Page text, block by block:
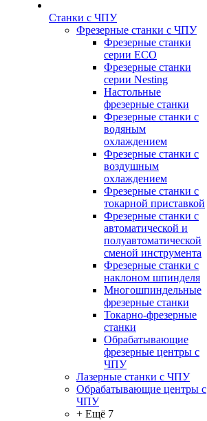
Станки с ЧПУ
Фрезерные станки с ЧПУ
Фрезерные станки
серии ECO
Фрезерные станки
серии Nesting
Настольные
фрезерные станки
Фрезерные станки с
водяным
охлаждением
Фрезерные станки с
воздушным
охлаждением
Фрезерные станки с
токарной приставкой
Фрезерные станки с
автоматической и
полуавтоматической
сменой инструмента
Фрезерные станки с
наклоном шпинделя
Многошпиндельные
фрезерные станки
Токарно-фрезерные
станки
Обрабатывающие
фрезерные центры с
ЧПУ
Лазерные станки с ЧПУ
Обрабатывающие центры с
ЧПУ
+ Ещё 7